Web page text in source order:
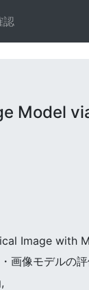
認
Model
Image with
画像モデルの